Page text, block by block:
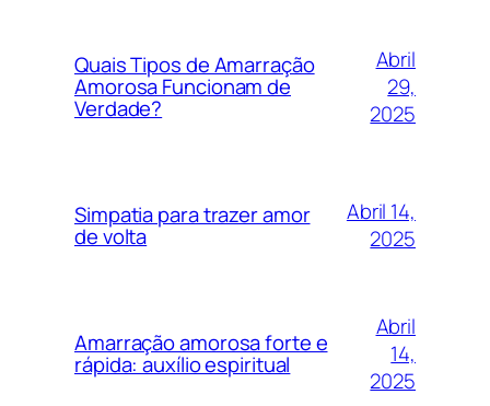
Quais Tipos de Amarração
Amorosa Funcionam de
Verdade?
Abril
29,
2025
Simpatia para trazer amor
de volta
Abril 14,
2025
Amarração amorosa forte e
rápida: auxílio espiritual
Abril
14,
2025